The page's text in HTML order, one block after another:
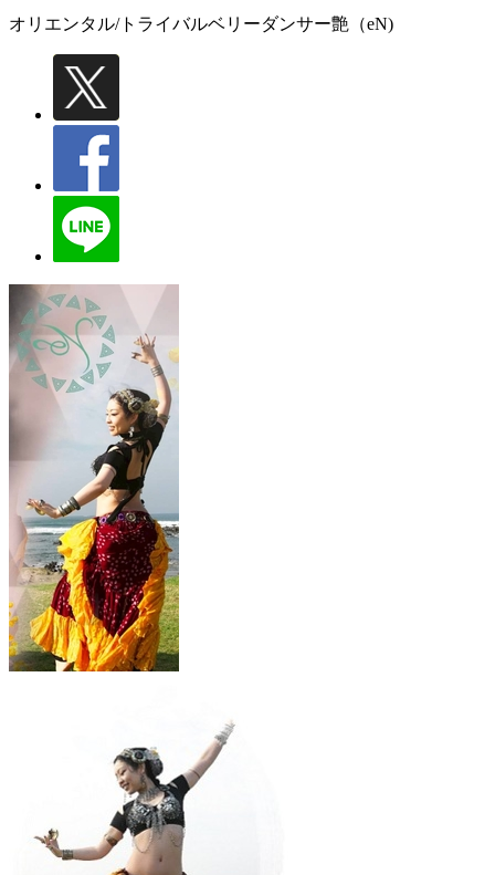
オリエンタル/トライバルベリーダンサー艶（eN)